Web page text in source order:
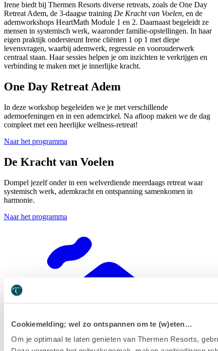
Cookiemelding; wel zo ontspannen om te (w)eten…
Om je optimaal te laten genieten van Thermen Resorts,
Irene biedt bij Thermen Resorts diverse retreats, zoals de One Day
Retreat Adem, de 3-daagse training De Kracht van Voelen, en de
ademworkshops HeartMath Module 1 en 2. Daarnaast begeleidt ze
mensen in systemisch werk, waaronder familie-opstellingen. In haar
eigen praktijk ondersteunt Irene cliënten 1 op 1 met diepe
levensvragen, waarbij ademwerk, regressie en voorouderwerk
centraal staan. Haar sessies helpen je om inzichten te verkrijgen en
verbinding te maken met je innerlijke kracht.
One Day Retreat Adem
In deze workshop begeleiden we je met verschillende
ademoefeningen en in een ademcirkel. Na afloop maken we de dag
compleet met een heerlijke wellness-retreat!
Naar het programma
De Kracht van Voelen
Dompel jezelf onder in een welverdiende meerdaags retreat waar
systemisch werk, ademkracht en ontspanning samenkomen in
harmonie.
Naar het programma